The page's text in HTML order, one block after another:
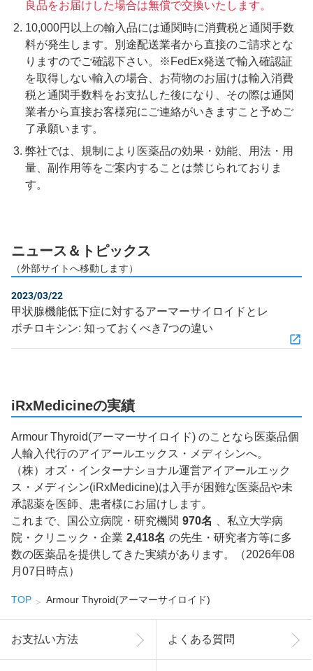
良品をお届けした場合は無償で交換いたします。
10,000円以上の輸入品には通関時に消費税と通関手数
料が発生します。別途配送業者から直接のご請求とな
りますのでご確認下さい。※FedEx発送で輸入確認証
を取得しない輸入の場合、お荷物のお届けは輸入消費
税と通関手数料をお支払した後になり、その際は通関
業者から直接お客様宛にご連絡がいきますこと予めご
了承願います。
弊社では、規制により医薬品の効果・効能、用法・用
量、副作用等をご案内することは禁じられておりま
す。
ニュース＆トピックス
（外部サイトへ移動します）
2023/03/22
甲状腺機能低下症に対するアーマーサイロイドとレ
ボチロキシン: 知っておくべき7つの違い
iRxMedicineの実績
Armour Thyroid(アーマーサイロイド) のことなら医薬品個
人輸入代行のアイアールエックス・メディシンへ。
（株）オズ・インターナショナル運営アイアールエック
ス・メディシン(iRxMedicine)は入手が困難な医薬品や未
承認薬を医師、患者様にお届けします。
これまで、国公立病院・研究機関 970名
、私立大学病
院・クリニック・企業 2,418名 の先生・研究者方等に多
数の医薬品を提供してきた実績があります。（2026年08
月07日時点）
TOP Armour Thyroid(アーマーサイロイド)
お支払い方法 よくある質問